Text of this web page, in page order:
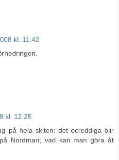
kl. 11:42
kl. 12:25
på hela skiten: det ocreddiga blir
Nordman; vad kan man göra åt